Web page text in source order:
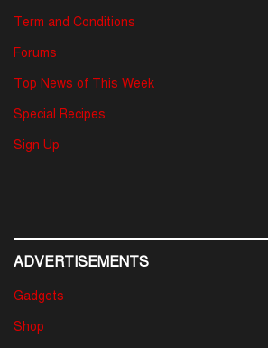
Term and Conditions
Forums
Top News of This Week
Special Recipes
Sign Up
ADVERTISEMENTS
Gadgets
Shop